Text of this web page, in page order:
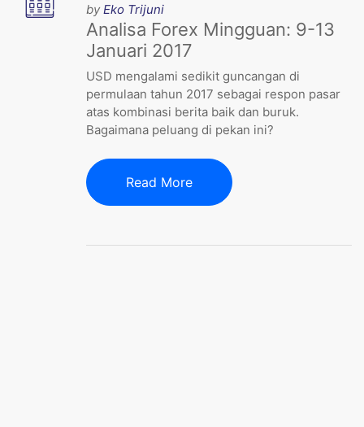
byEko Trijuni
Analisa Forex Mingguan: 9-13
Januari 2017
USD mengalami sedikit guncangan di
permulaan tahun 2017 sebagai respon pasar
atas kombinasi berita baik dan buruk.
Bagaimana peluang di pekan ini?
Read More